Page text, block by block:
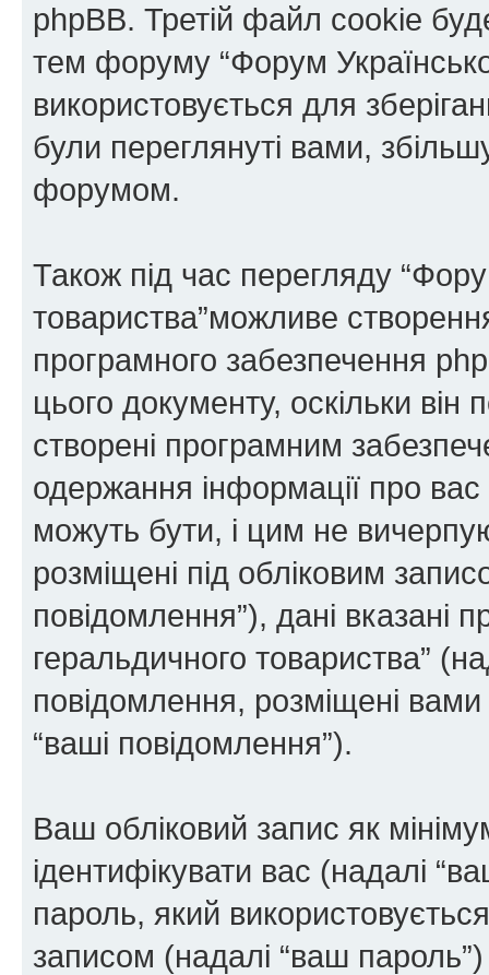
phpBB. Третій файл cookie
тем форуму “Форум
використовується для
були переглянуті вами,
форумом.
Також під час перегляду
товариства”можливе
програмного забезпечення
цього документу, оскільки
створені програмним
одержання інформації про
можуть бути, і цим не
розміщені під обліковим
повідомлення”), дані вказані
геральдичного товариства”
повідомлення, розміщені вами
“ваші повідомлення”).
Ваш обліковий запис як
ідентифікувати вас (надалі
пароль, який
записом (надалі “ваш